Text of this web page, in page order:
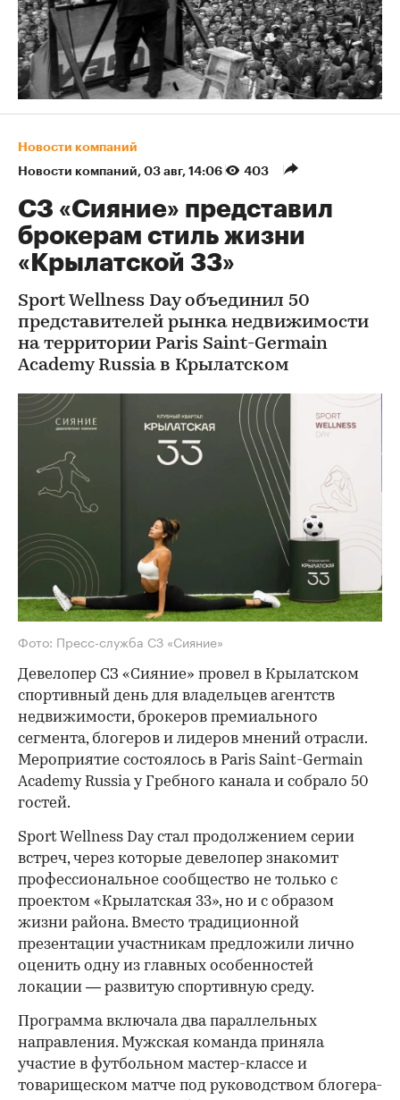
Новости компаний
Новости компаний⁠, 03 авг, 14:06 403
СЗ «Сияние» представил
брокерам стиль жизни
«Крылатской 33»
Sport Wellness Day объединил 50
представителей рынка недвижимости
на территории Paris Saint-Germain
Academy Russia в Крылатском
Фото: Пресс-служба СЗ «Сияние»
Девелопер СЗ «Сияние» провел в Крылатском
спортивный день для владельцев агентств
недвижимости, брокеров премиального
сегмента, блогеров и лидеров мнений отрасли.
Мероприятие состоялось в Paris Saint-Germain
Academy Russia у Гребного канала и собрало 50
гостей.
Sport Wellness Day стал продолжением серии
встреч, через которые девелопер знакомит
профессиональное сообщество не только с
проектом «Крылатская 33», но и с образом
жизни района. Вместо традиционной
презентации участникам предложили лично
оценить одну из главных особенностей
локации — развитую спортивную среду.
Программа включала два параллельных
направления. Мужская команда приняла
участие в футбольном мастер-классе и
товарищеском матче под руководством блогера-